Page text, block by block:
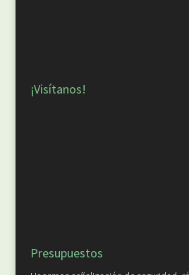
¡Visítanos!
Presupuestos